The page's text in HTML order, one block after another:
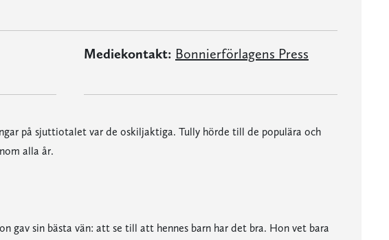
Mediekontakt: Bonnierförlagens Press
på sjuttiotalet var de oskiljaktiga. Tully hörde till de populära och
alla år.
gav sin bästa vän: att se till att hennes barn har det bra. Hon vet bara